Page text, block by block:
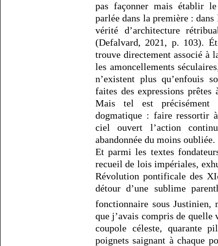
pas façonner mais établir le
parlée dans la première :
vérité d’architecture
(Defalvard, 2021, p. 103).
trouve directement associé à
les amoncellements
n’existent plus qu’enfouis
faites des expressions prêtes
Mais tel est précisément
dogmatique : faire ressortir
ciel ouvert l’action
abandonnée du moins oubliée.
Et parmi les textes
recueil de lois impériales,
Révolution pontificale des
détour d’une sublime
fonctionnaire sous Justinien,
que j’avais compris de quelle
coupole céleste, quarante
poignets saignant à